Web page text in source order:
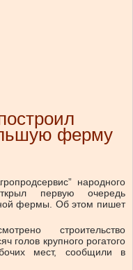
ферму
народного
первую очередь
фермы. Об этом пишет
строительство
голов крупного рогатого
мест, сообщили в